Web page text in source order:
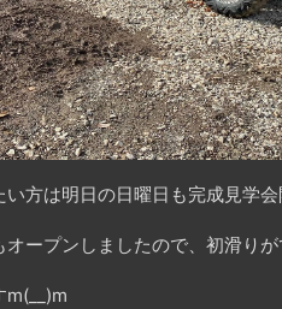
方は明日の日曜日も完成見学会
ープンしましたので、初滑り
m(__)m